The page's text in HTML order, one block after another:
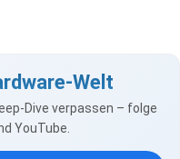
Welt
Dive verpassen – folge
YouTube.